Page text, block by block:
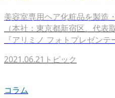
美容室専用ヘア化粧品を製造
（本社：東京都新宿区、代表
『アリミノ フォトプレゼン
2021.06.21 トピック
コラム